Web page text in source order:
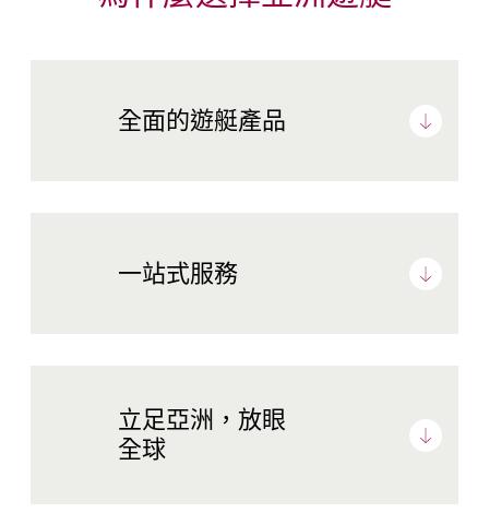
全面的遊艇產品
一站式服務
立足亞洲，放眼
全球